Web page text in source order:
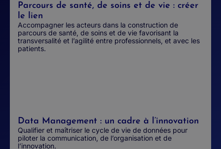
Parcours de santé, de soins et de vie : créer
le lien
Accompagner les acteurs dans la construction de
parcours de santé, de soins et de vie favorisant la
transversalité et l’agilité entre professionnels, et avec les
patients.
Data Management : un cadre à l’innovation
Qualifier et maîtriser le cycle de vie de données pour
piloter la communication, de l’organisation et de
l’innovation.